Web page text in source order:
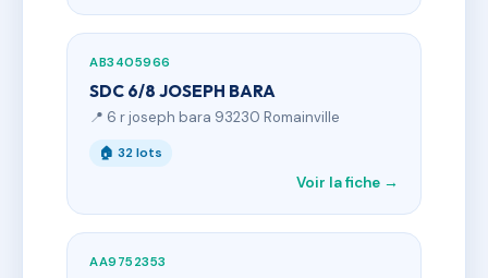
AB3405966
SDC 6/8 JOSEPH BARA
📍 6 r joseph bara 93230 Romainville
🏠 32 lots
Voir la fiche →
AA9752353